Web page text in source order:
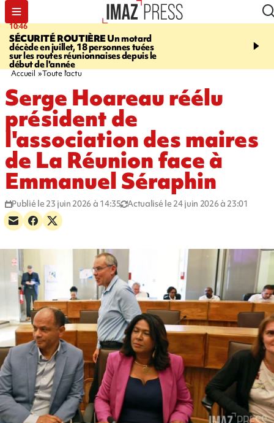
10:46
SÉCURITÉ ROUTIÈREUn motard
décède en juillet, 18 personnes tuées
sur les routes réunionnaises depuis le
début de l'année
13:49
mineurs - un courrier
Accueil Toute l'actu
Serge Hoareau réélu
président de
l'association des maires
de La Réunion face à
Emmanuel Séraphin
Publié le 23 juin 2026 à 14:35 Actualisé le 24 juin 2026 à 23:01